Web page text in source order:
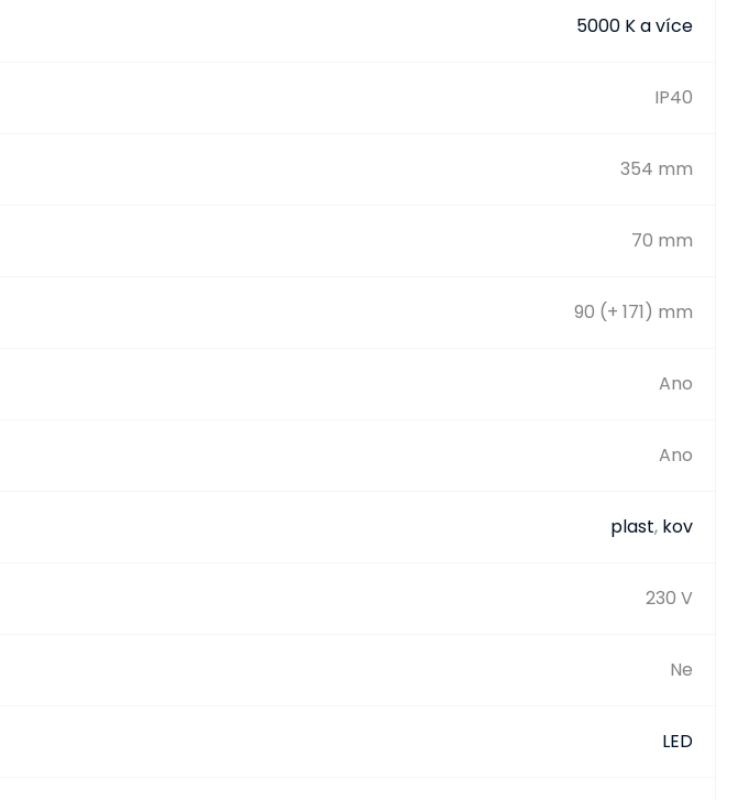
5000 K a více
IP40
354 mm
70 mm
90 (+ 171) mm
Ano
Ano
plast, kov
230 V
Ne
LED